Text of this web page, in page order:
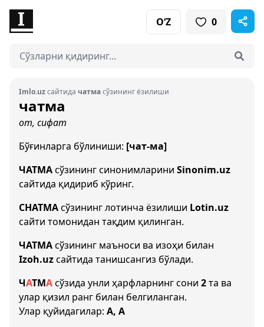
O‘Z 0
Imlo.uzсайтида чатмасўзининг ёзилиши
чатма
от, сифат
Бўғинларга бўлиниши: [чат-ма]
ЧАТМАсўзининг синонимларини Sinonim.uz
сайтида қидириб кўринг.
CHATMAсўзининг лотинча ёзилиши Lotin.uz
сайти томонидан тақдим қилинган.
ЧАТМАсўзининг маъноси ва изоҳи билан
Izoh.uzсайтида танишсангиз бўлади.
ЧАТМАсўзида унли ҳарфларнинг сони 2та ва
улар қизил ранг билан белгиланган.
Улар қуйидагилар: А, А